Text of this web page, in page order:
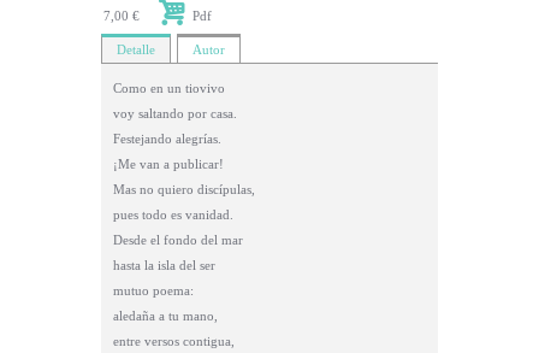
7,00 € Pdf
Detalle Autor
Como en un tiovivo
voy saltando por casa.
Festejando alegrías.
¡Me van a publicar!
Mas no quiero discípulas,
pues todo es vanidad.
Desde el fondo del mar
hasta la isla del ser
mutuo poema:
aledaña a tu mano,
entre versos contigua,